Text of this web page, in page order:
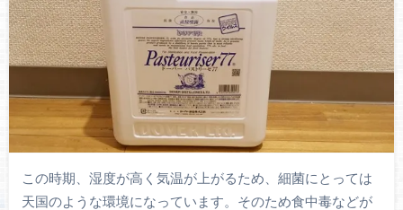
この時期、湿度が高く気温が上がるため、細菌にとっては
天国のような環境になっています。そのため食中毒などが